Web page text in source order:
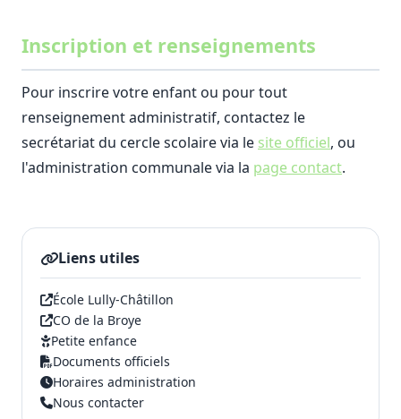
Inscription et renseignements
Pour inscrire votre enfant ou pour tout
renseignement administratif, contactez le
secrétariat du cercle scolaire via le site officiel, ou
l'administration communale via la page contact.
Liens utiles
École Lully-Châtillon
CO de la Broye
Petite enfance
Documents officiels
Horaires administration
Nous contacter